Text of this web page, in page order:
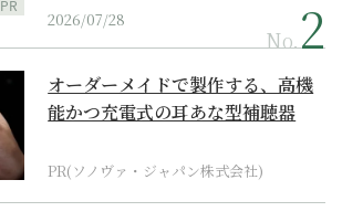
PR
2026/07/28
No.
オーダーメイドで製作する、高機
能かつ充電式の耳あな型補聴器
PR(ソノヴァ・ジャパン株式会社)